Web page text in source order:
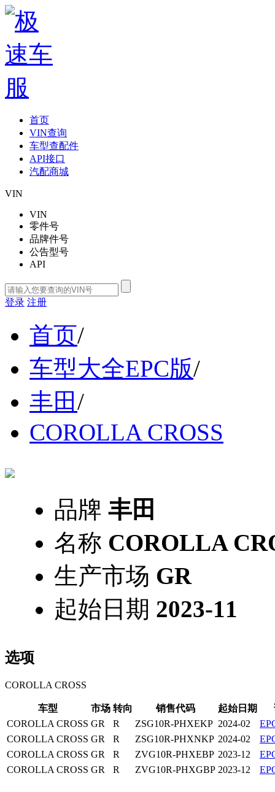
首页
VIN查询
车型查配件
API接口
汽配商城
VIN
VIN
零件号
品牌件号
公告型号
API
登录 注册
首页/
车型大全EPC版/
丰田 /
COROLLA CROSS
品牌 丰田
名称 COROLLA
生产市场 GR
起始日期 2023-11
选项
COROLLA CROSS
车型 市场 转向 销售代码 起始日期
COROLLA CROSS GR R ZSG10R-PHXEKP 2024-02
COROLLA CROSS GR R ZSG10R-PHXNKP 2024-02
COROLLA CROSS GR R ZVG10R-PHXEBP 2023-12
COROLLA CROSS GR R ZVG10R-PHXGBP 2023-12